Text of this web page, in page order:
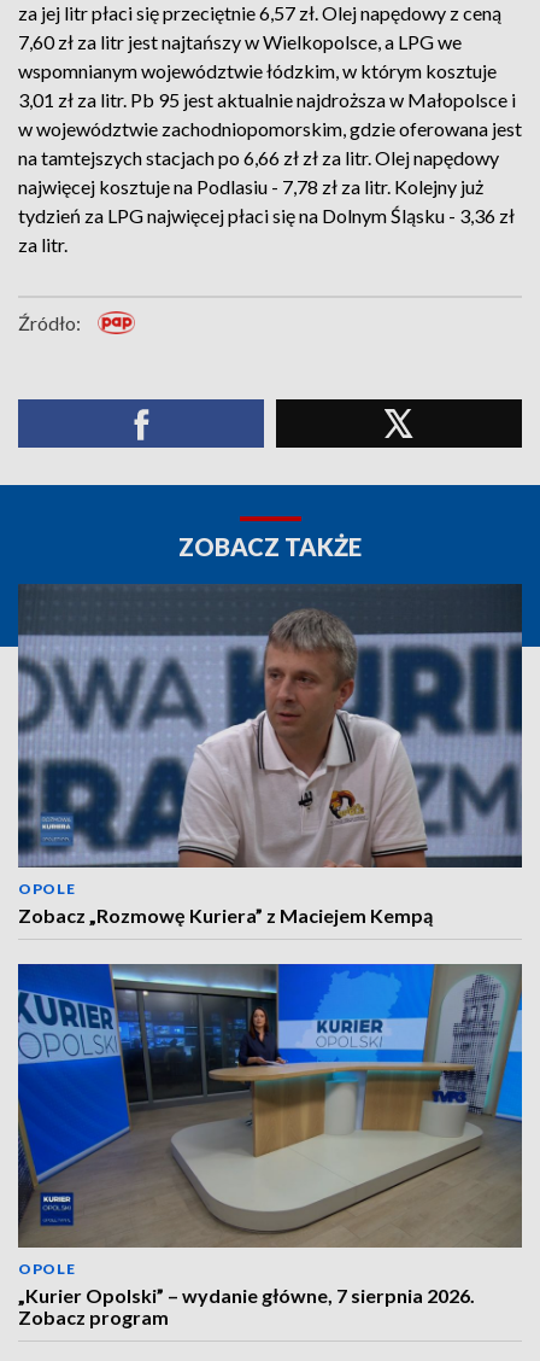
za jej litr płaci się przeciętnie 6,57 zł. Olej napędowy z ceną
7,60 zł za litr jest najtańszy w Wielkopolsce, a LPG we
wspomnianym województwie łódzkim, w którym kosztuje
3,01 zł za litr. Pb 95 jest aktualnie najdroższa w Małopolsce i
w województwie zachodniopomorskim, gdzie oferowana jest
na tamtejszych stacjach po 6,66 zł zł za litr. Olej napędowy
najwięcej kosztuje na Podlasiu - 7,78 zł za litr. Kolejny już
tydzień za LPG najwięcej płaci się na Dolnym Śląsku - 3,36 zł
za litr.
Źródło:
ZOBACZ TAKŻE
OPOLE
Zobacz „Rozmowę Kuriera” z Maciejem Kempą
OPOLE
„Kurier Opolski” – wydanie główne, 7 sierpnia 2026.
Zobacz program